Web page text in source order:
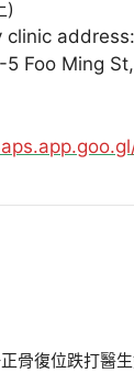
)
clinic
5 Foo Ming
骨復位跌打醫